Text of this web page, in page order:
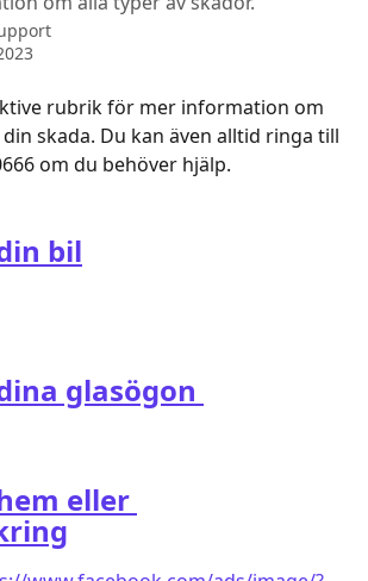
skada. Du kan även alltid ringa till
om du behöver hjälp.
bil
glasögon
eller